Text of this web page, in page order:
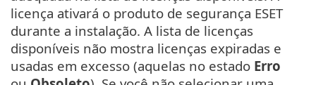
licença ativará o produto de segurança ESET
durante a instalação. A lista de licenças
disponíveis não mostra licenças expiradas e
usadas em excesso (aquelas no estado Erro